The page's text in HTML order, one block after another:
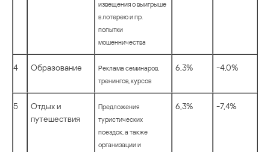
извещения о выигрыше
в лотерею и пр.
попытки
мошенничества
4 Образование
Реклама семинаров,
тренингов, курсов
6,3% -4,0%
5
Отдых и
путешествия
Предложения
туристических
поездок, а также
организации и
6,3% -7,4%